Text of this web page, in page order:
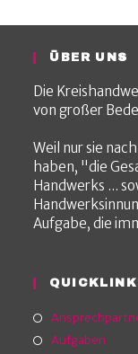
ÜBER UNS
Die
von großer
Weil nur sie
haben, "die
Handwerks ...
Aufgabe, die
Aufgaben